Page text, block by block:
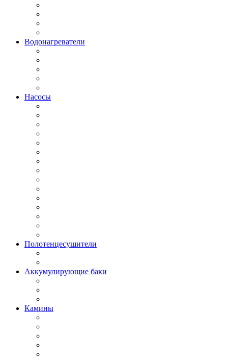
Водонагреватели
Насосы
Полотенцесушители
Аккумулирующие баки
Камины